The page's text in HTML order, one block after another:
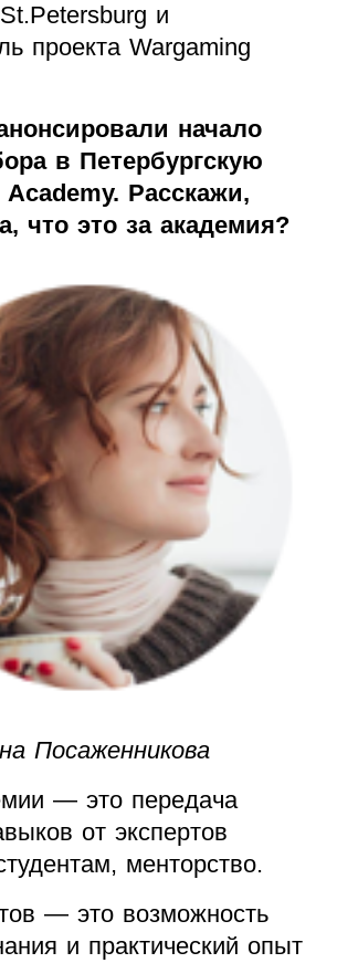
и
проекта Wargaming
начало
в Петербургскую
Расскажи,
что это за академия?
Посаженникова
— это передача
от экспертов
менторство.
— это возможность
и практический опыт